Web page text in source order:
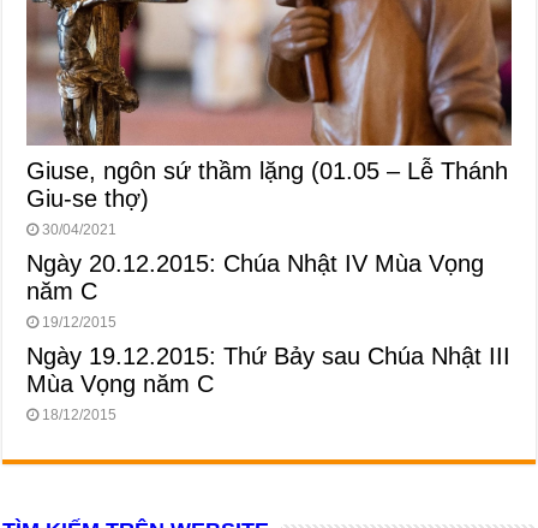
Giuse, ngôn sứ thầm lặng (01.05 – Lễ Thánh
Giu-se thợ)
30/04/2021
Ngày 20.12.2015: Chúa Nhật IV Mùa Vọng
năm C
19/12/2015
Ngày 19.12.2015: Thứ Bảy sau Chúa Nhật III
Mùa Vọng năm C
18/12/2015